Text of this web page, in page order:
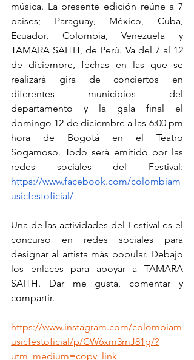
música. La presente edición reúne a 7
países; Paraguay, México, Cuba,
Ecuador, Colombia, Venezuela y
TAMARA SAITH, de Perú. Va del 7 al 12
de diciembre, fechas en las que se
realizará gira de conciertos en
diferentes municipios del
departamento y la gala final el
domingo 12 de diciembre a las 6:00 pm
hora de Bogotá en el Teatro
Sogamoso. Todo será emitido por las
https://www.facebook.com/colombiam
usicfestoficial/
Una de las actividades del Festival es el
concurso en redes sociales para
designar al artista más popular. Debajo
los enlaces para apoyar a TAMARA
SAITH. Dar me gusta, comentar y
compartir.
https://www.instagram.com/colombiam
usicfestoficial/p/CW6xm3mJ81g/?
utm_medium=copy_link